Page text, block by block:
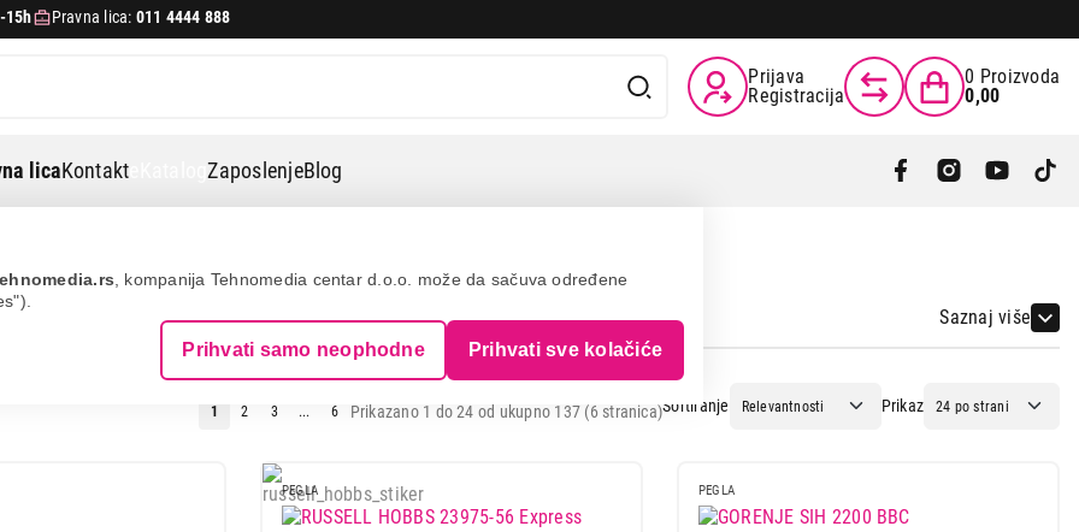
, kompanija Tehnomedia centar d.o.o. može da sačuva određene
Prihvati samo neophodne Prihvati sve kolačiće
15h Pravna lica: 011 4444 888
Prijava
Registracija
0 Proizvoda
0,00
licaKontakt eKatalogZaposlenjeBlog
Saznaj više
Sortiranje Prikaz
Prikazano 1 do 24 od ukupno 137 (6 stranica)
1 2 3 ... 6
PEGLA PEGLA